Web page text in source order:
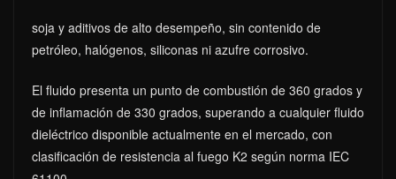
soja y aditivos de alto desempeño, sin contenido de
petróleo, halógenos, siliconas ni azufre corrosivo.
El fluido presenta un punto de combustión de 360 grados y
de inflamación de 330 grados, superando a cualquier fluido
dieléctrico disponible actualmente en el mercado, con
clasificación de resistencia al fuego K2 según norma IEC